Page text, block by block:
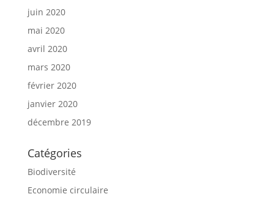
juin 2020
mai 2020
avril 2020
mars 2020
février 2020
janvier 2020
décembre 2019
Catégories
Biodiversité
Economie circulaire